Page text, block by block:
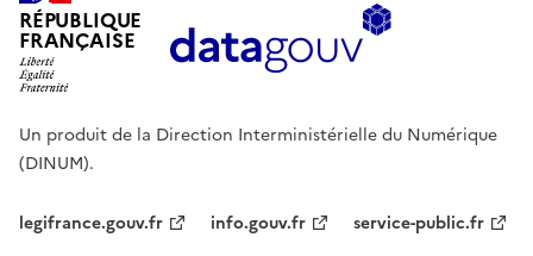
RÉPUBLIQUE
FRANÇAISE
Un produit de la Direction Interministérielle du Numérique
(DINUM).
legifrance.gouv.fr info.gouv.fr service-public.fr